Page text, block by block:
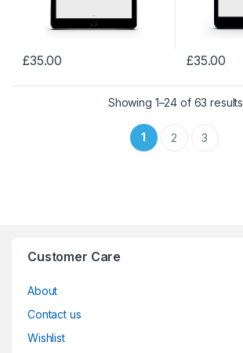
£35.00 £35.00
Showing 1–24 of 63 results
1 2 3
Customer Care
About
Contact us
Wishlist